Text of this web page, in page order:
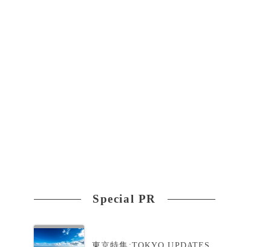
Special PR
東京特集:TOKYO UPDATES